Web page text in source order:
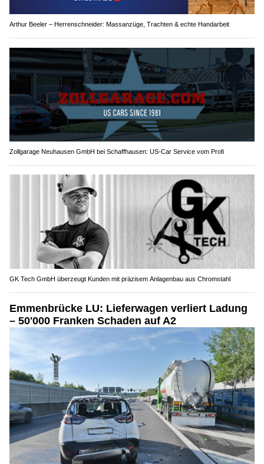
Arthur Beeler – Herrenschneider: Massanzüge, Trachten & echte Handarbeit
Zollgarage Neuhausen GmbH bei Schaffhausen: US-Car Service vom Profi
GK Tech GmbH überzeugt Kunden mit präzisem Anlagenbau aus Chromstahl
Emmenbrücke LU: Lieferwagen verliert Ladung
– 50'000 Franken Schaden auf A2